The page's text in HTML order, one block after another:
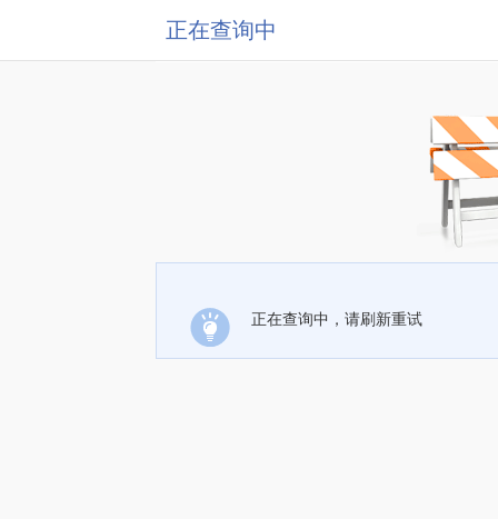
正在查询中
正在查询中，请刷新重试